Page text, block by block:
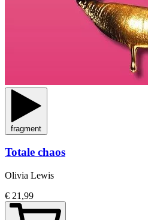
fragment
Totale chaos
Olivia Lewis
€ 21,99